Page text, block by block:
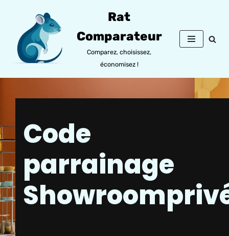
contenu
Rat
Comparateur
Comparez, choisissez,
économisez !
Code
parrainage